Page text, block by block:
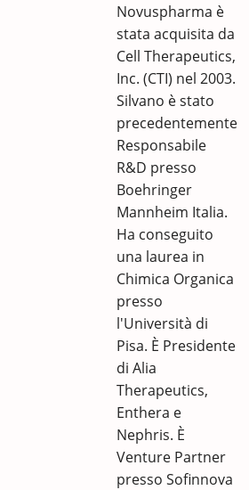
Novuspharma è
stata acquisita da
Cell Therapeutics,
Inc. (CTI) nel 2003.
Silvano è stato
precedentemente
Responsabile
R&D presso
Boehringer
Mannheim Italia.
Ha conseguito
una laurea in
Chimica Organica
presso
l'Università di
Pisa. È Presidente
di Alia
Therapeutics,
Enthera e
Nephris. È
Venture Partner
presso Sofinnova